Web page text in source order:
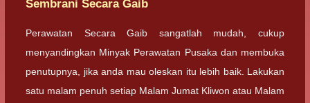
Sembrani Secara Gaib
Perawatan Secara Gaib sangatlah mudah, cukup
menyandingkan Minyak Perawatan Pusaka dan membuka
penutupnya, jika anda mau oleskan itu lebih baik. Lakukan
satu malam penuh setiap Malam Jumat Kliwon atau Malam